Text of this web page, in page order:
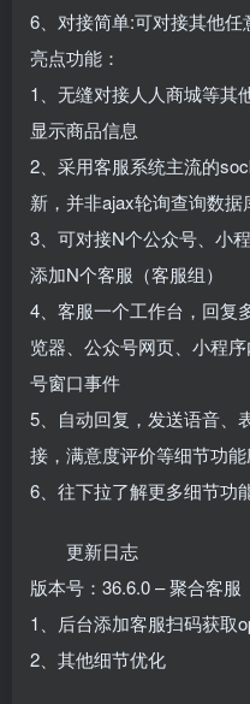
6、对接简单:可对接其他
亮点功能：
1、无缝对接人人商城等其
显示商品信息
2、采用客服系统主流的
新，并非ajax轮询查询数据
3、可对接N个公众号、小
添加N个客服（客服组）
4、客服一个工作台，回复
览器、公众号网页、小程
号窗口事件
5、自动回复，发送语音、
接，满意度评价等细节功
6、往下拉了解更多细节功
更新日志
版本号：36.6.0 – 聚合客服
1、后台添加客服扫码获取
2、其他细节优化